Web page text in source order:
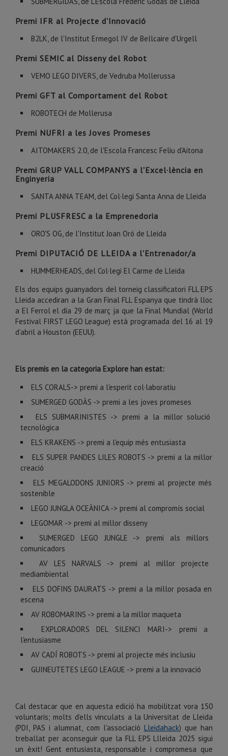
Premi IFR al Projecte d'Innovació
B2LK, de l'Institut Ermegol IV de Bellcaire d'Urgell
Premi SEMIC al Disseny del Robot
VEMO LEGO DIVERS, de Vedruba Mollerussa
Premi GFT al Comportament del Robot
ROBOTECH de Mollerusa
Premi NUFRI a les Joves Promeses
AITOMAKERS 2.0, de l'Escola Francesc Feliu d'Aitona
Premi GRUP VALL COMPANYS a l'Excel·lència en
Enginyeria
SANTA ANNA TEAM, del Col·legi Santa Anna de Lleida
Premi PLUSFRESC a la Emprenedoria
ORO'S OG, de l'Institut Joan Oró de Lleida
Premi DIPUTACIÓ DE LLEIDA a l'Entrenador/a
HUMMERHEADS, del Col·legi El Carme de Lleida
Els dos equips guanyadors del torneig classificatori FLL EPS
Lleida accediran a la Gran Final FLL Espanya que tindrà lloc
a El Ferrol el dia 29 de març ja que la Final Mundial (World
Festival FIRST LEGO League) està programada del 16 al 19
d’abril a Houston (EEUU).
Els premis en la categoria Explore han estat:
ELS CORALS-> premi a l'esperit col·laboratiu
SUMERGED GODÀS -> premi a les joves promeses
ELS SUBMARINISTES -> premi a la millor solució
tecnològica
ELS KRAKENS -> premi a l'equip més entusiasta
ELS SUPER PANDES LILES ROBOTS -> premi a la millor
creació
ELS MEGALODONS JUNIORS -> premi al projecte més
sostenible
LEGO JUNGLA OCEÀNICA -> premi al compromís social
LEGOMAR -> premi al millor disseny
SUMERGED LEGO JUNGLE -> premi als millors
comunicadors
AV LES NARVALS -> premi al millor projecte
mediambiental
ELS DOFINS DAURATS -> premi a la millor posada en
escena
AV ROBOMARINS -> premi a la millor maqueta
EXPLORADORS DEL SILENCI MARI-> premi a
l'entusiasme
AV CADÍ ROBOTS -> premi al projecte més inclusiu
GUINEUTETES LEGO LEAGUE -> premi a la innovació
Cal destacar que en aquesta edició ha mobilitzat vora 150
voluntaris; molts d’ells vinculats a la Universitat de Lleida
(PDI, PAS i alumnat, com l'associació Lleidahack) que han
treballat per aconseguir que la FLL EPS Llleida 2025 sigui
un èxit! Gent entusiasta, responsable i compromesa que